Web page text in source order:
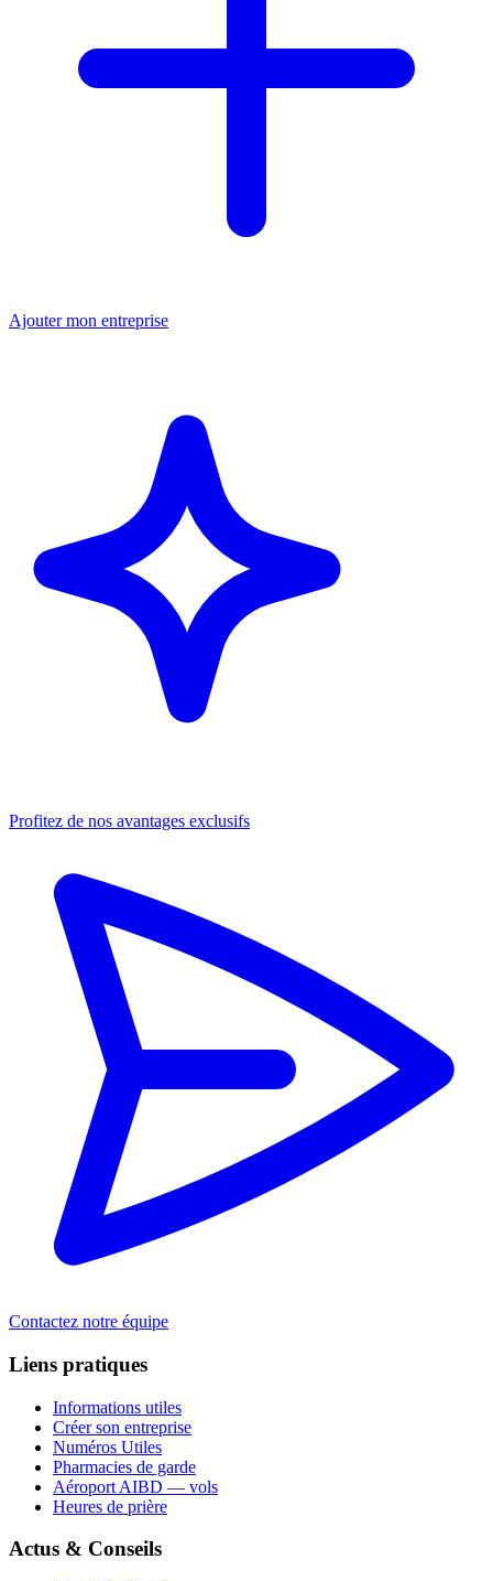
Ajouter mon entreprise
Profitez de nos avantages exclusifs
Contactez notre équipe
Liens pratiques
Informations utiles
Créer son entreprise
Numéros Utiles
Pharmacies de garde
Aéroport AIBD — vols
Heures de prière
Actus & Conseils